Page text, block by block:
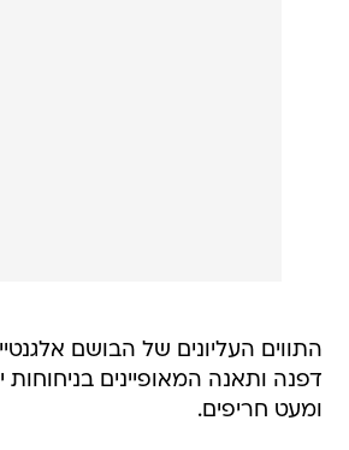
התווים העליונים של הבושם
דפנה ותאנה המאופיינים בניחוחות
ומעט חריפים.